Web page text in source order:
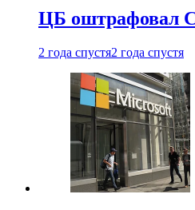
ЦБ оштрафовал
2 года спустя2 года спустя